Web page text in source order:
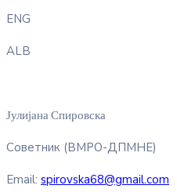
ENG
ALB
Јулијана Спировска
Советник (ВМРО-ДПМНЕ)
Email: spirovska68@gmail.com